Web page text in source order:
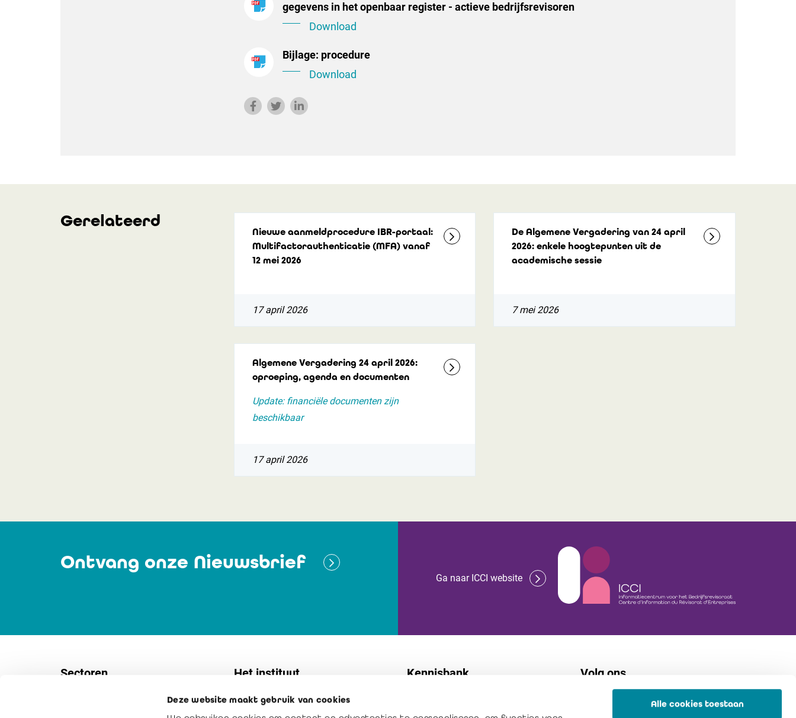
Deze website maakt gebruik van cookies Alle cookies toestaan
gegevens in het openbaar register - actieve bedrijfsrevisoren
Download
Bijlage: procedure
Download
Gerelateerd
Nieuwe aanmeldprocedure IBR-portaal:
Multifactorauthenticatie (MFA) vanaf
12 mei 2026
17 april 2026
De Algemene Vergadering van 24 april
2026: enkele hoogtepunten uit de
academische sessie
7 mei 2026
Algemene Vergadering 24 april 2026:
oproeping, agenda en documenten
Update: financiële documenten zijn
beschikbaar
17 april 2026
Ontvang onze Nieuwsbrief
Ga naar ICCI website
Sectoren Het instituut
Contact
Kennisbank Volg ons